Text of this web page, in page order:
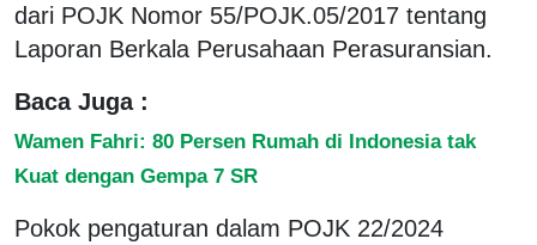
dari POJK Nomor 55/POJK.05/2017 tentang
Laporan Berkala Perusahaan Perasuransian.
Baca Juga :
Wamen Fahri: 80 Persen Rumah di Indonesia tak
Kuat dengan Gempa 7 SR
Pokok pengaturan dalam POJK 22/2024